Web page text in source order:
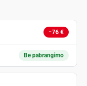
−76 €
Be pabrangimo